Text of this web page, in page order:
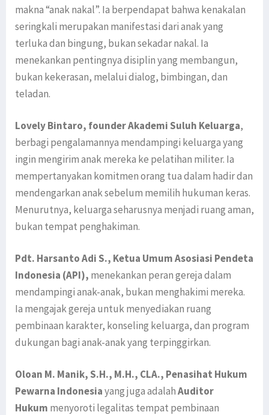
makna “anak nakal”. Ia berpendapat bahwa kenakalan
seringkali merupakan manifestasi dari anak yang
terluka dan bingung, bukan sekadar nakal. Ia
menekankan pentingnya disiplin yang membangun,
bukan kekerasan, melalui dialog, bimbingan, dan
teladan.
Lovely Bintaro, founder Akademi Suluh Keluarga,
berbagi pengalamannya mendampingi keluarga yang
ingin mengirim anak mereka ke pelatihan militer. Ia
mempertanyakan komitmen orang tua dalam hadir dan
mendengarkan anak sebelum memilih hukuman keras.
Menurutnya, keluarga seharusnya menjadi ruang aman,
bukan tempat penghakiman.
Pdt. Harsanto Adi S., Ketua Umum Asosiasi Pendeta
Indonesia (API), menekankan peran gereja dalam
mendampingi anak-anak, bukan menghakimi mereka.
Ia mengajak gereja untuk menyediakan ruang
pembinaan karakter, konseling keluarga, dan program
dukungan bagi anak-anak yang terpinggirkan.
Oloan M. Manik, S.H., M.H., CLA., Penasihat Hukum
Pewarna Indonesiayang juga adalahAuditor
Hukum menyoroti legalitas tempat pembinaan